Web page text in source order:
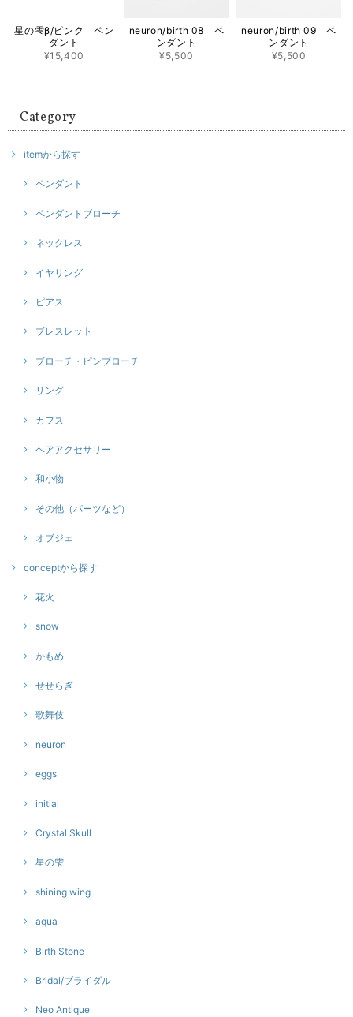
星の雫β/ピンク ペン
ダント
¥15,400
neuron/birth 08 ペ
ンダント
¥5,500
neuron/birth 09 ペ
ンダント
¥5,500
Category
itemから探す
ペンダント
ペンダントブローチ
ネックレス
イヤリング
ピアス
ブレスレット
ブローチ・ピンブローチ
リング
カフス
ヘアアクセサリー
和小物
その他（パーツなど）
オブジェ
conceptから探す
花火
snow
かもめ
せせらぎ
歌舞伎
neuron
eggs
initial
Crystal Skull
星の雫
shining wing
aqua
Birth Stone
Bridal/ブライダル
Neo Antique